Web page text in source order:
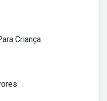
Criança